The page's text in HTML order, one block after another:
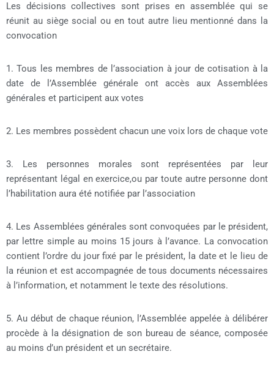
Les décisions collectives sont prises en assemblée qui se
réunit au siège social ou en tout autre lieu mentionné dans la
convocation
1. Tous les membres de l’association à jour de cotisation à la
date de l’Assemblée générale ont accès aux Assemblées
générales et participent aux votes
2. Les membres possèdent chacun une voix lors de chaque vote
3. Les personnes morales sont représentées par leur
représentant légal en exercice,ou par toute autre personne dont
l’habilitation aura été notifiée par l’association
4. Les Assemblées générales sont convoquées par le président,
par lettre simple au moins 15 jours à l’avance. La convocation
contient l’ordre du jour fixé par le président, la date et le lieu de
la réunion et est accompagnée de tous documents nécessaires
à l’information, et notamment le texte des résolutions.
5. Au début de chaque réunion, l’Assemblée appelée à délibérer
procède à la désignation de son bureau de séance, composée
au moins d’un président et un secrétaire.